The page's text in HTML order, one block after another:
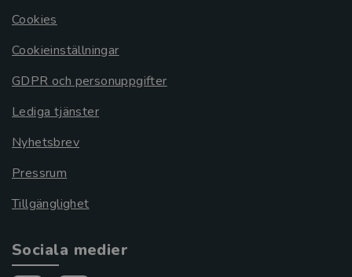
Cookies
Cookieinställningar
GDPR och personuppgifter
Lediga tjänster
Nyhetsbrev
Pressrum
Tillgänglighet
Sociala medier